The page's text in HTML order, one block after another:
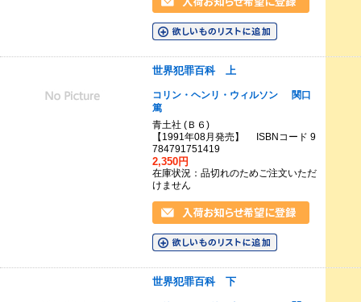
世界犯罪百科 上
コリン・ヘンリ・ウィルソン
関口
篤
青土社 (Ｂ６)
【1991年08月発売】 ISBNコード 9
784791751419
2,350円
在庫状況：品切れのためご注文いただ
けません
世界犯罪百科 下